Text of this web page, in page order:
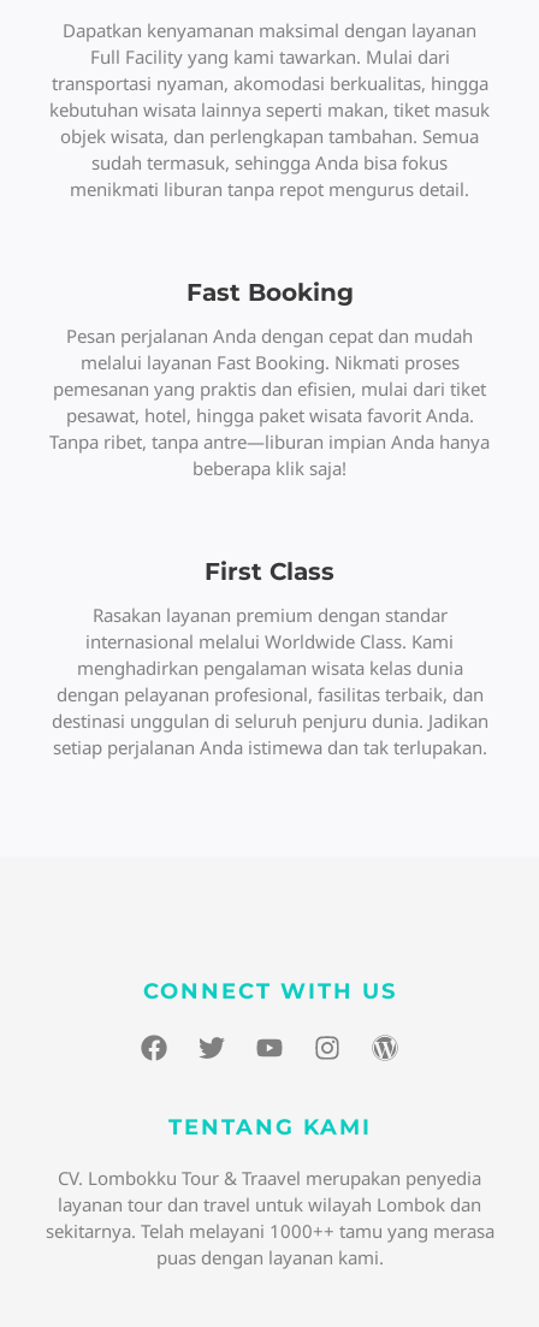
Dapatkan kenyamanan maksimal dengan layanan
Full Facility yang kami tawarkan. Mulai dari
transportasi nyaman, akomodasi berkualitas, hingga
kebutuhan wisata lainnya seperti makan, tiket masuk
objek wisata, dan perlengkapan tambahan. Semua
sudah termasuk, sehingga Anda bisa fokus
menikmati liburan tanpa repot mengurus detail.
Fast Booking
Pesan perjalanan Anda dengan cepat dan mudah
melalui layanan Fast Booking. Nikmati proses
pemesanan yang praktis dan efisien, mulai dari tiket
pesawat, hotel, hingga paket wisata favorit Anda.
Tanpa ribet, tanpa antre—liburan impian Anda hanya
beberapa klik saja!
First Class
Rasakan layanan premium dengan standar
internasional melalui Worldwide Class. Kami
menghadirkan pengalaman wisata kelas dunia
dengan pelayanan profesional, fasilitas terbaik, dan
destinasi unggulan di seluruh penjuru dunia. Jadikan
setiap perjalanan Anda istimewa dan tak terlupakan.
CONNECT WITH US
F
a
o
o
k
T
w
t
t
e
r
Y
o
t
u
b
e
I
n
t
a
g
r
a
m
W
o
r
e
s
s
TENTANG KAMI
CV. Lombokku Tour & Traavel merupakan penyedia
layanan tour dan travel untuk wilayah Lombok dan
sekitarnya. Telah melayani 1000++ tamu yang merasa
puas dengan layanan kami.